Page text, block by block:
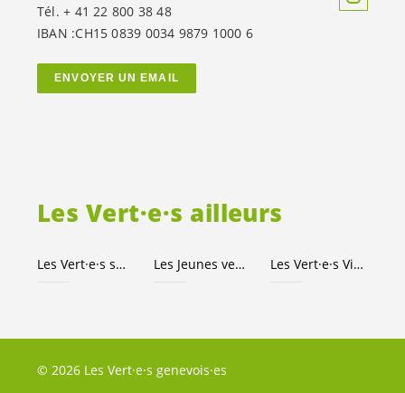
Les Vert·e·s ailleurs
Les Vert·e·s suisses Les Jeunes vert-e-s Les Vert·e·s Ville de Genève
Tél. + 41 22 800 38 48
IBAN :CH15 0839 0034 9879 1000 6
ENVOYER UN EMAIL
© 2026 Les Vert·e·s genevois·es